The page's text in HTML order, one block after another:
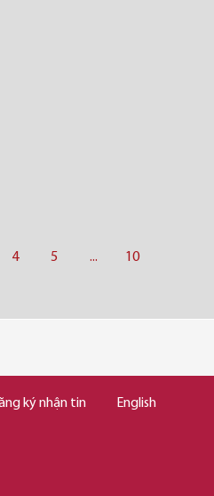
4 5 ... 10
ký nhận tin English